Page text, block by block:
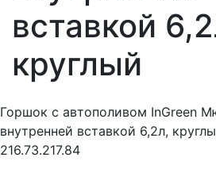
вставкой
круглый
Горшок с автополивом InGreen
внутренней вставкой 6,2л,
216.73.217.84